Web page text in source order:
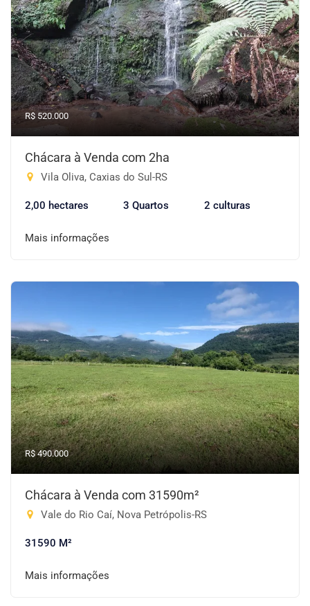
R$ 520.000
Chácara à Venda com 2ha
Vila Oliva, Caxias do Sul-RS
2,00 hectares 3 Quartos 2 culturas
Mais informações
R$ 490.000
Chácara à Venda com 31590m²
Vale do Rio Caí, Nova Petrópolis-RS
31590 M²
Mais informações